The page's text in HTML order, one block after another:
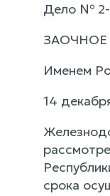
Дело №
Именем
14
срока